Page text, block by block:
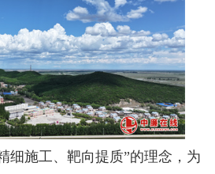
细施工、靶向提质”的理念，为